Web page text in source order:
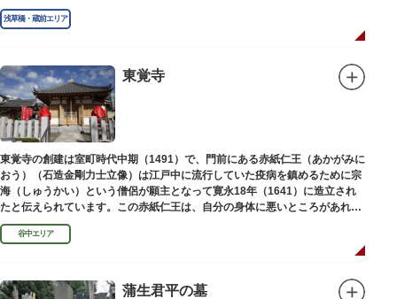
秋葉権現で知られています。
浅草橋・蔵前エリア
東覚寺
東覚寺の創建は室町時代中期（1491）で、門前にある赤紙仁王（あかがみに
おう）（石造金剛力士立像）は江戸中に流行していた疫病を鎮めるために宗
海（しゅうかい）という僧侶が願主となって寛永18年（1641）に造立され
たと伝えられています。この赤紙仁王は、自分の身体に悪いところがあれ
ば、仁王像の同じところに赤紙を貼ると病気が治ると信仰されています。
谷中エリア
蒲生君平の墓